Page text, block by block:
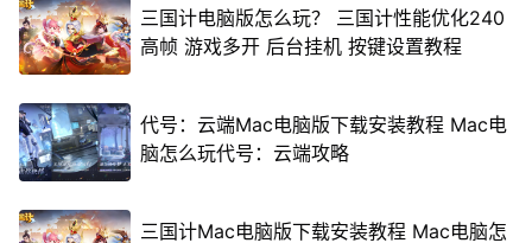
三国计电脑版怎么玩？ 三国计性能优化240
高帧 游戏多开 后台挂机 按键设置教程
代号：云端Mac电脑版下载安装教程 Mac电
脑怎么玩代号：云端攻略
三国计Mac电脑版下载安装教程 Mac电脑怎